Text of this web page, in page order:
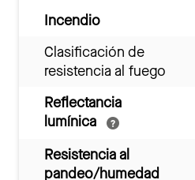
Incendio
Clasificación de
resistencia al fuego
Reflectancia
lumínica
Resistencia al
pandeo/humedad